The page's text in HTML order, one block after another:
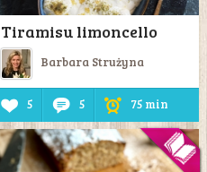
Tiramisu limoncello
Barbara Strużyna
5 5 75 min